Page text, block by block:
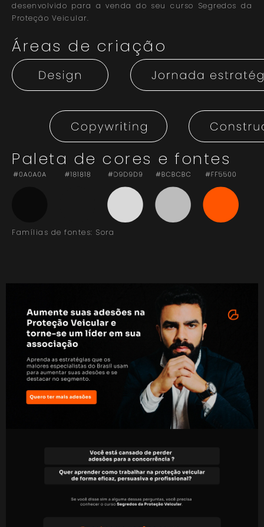
desenvolvido para a venda do seu curso Segredos da
Proteção Veicular.
Áreas de criação
Paleta de cores e fontes
Famílias de fontes: Sora